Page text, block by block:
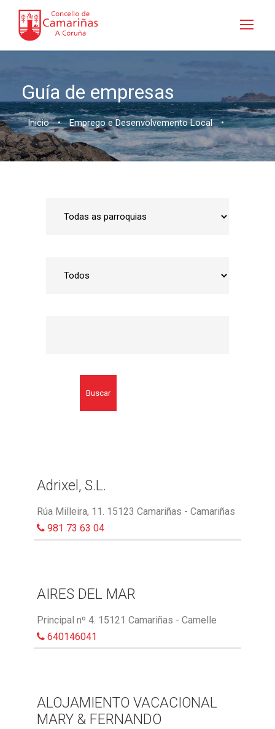
Guía de empresas
Inicio • Emprego e Desenvolvemento Local •
Buscar
Adrixel, S.L.
Rúa Milleira, 11. 15123 Camariñas - Camariñas
981 73 63 04
AIRES DEL MAR
Principal nº 4. 15121 Camariñas - Camelle
640146041
ALOJAMIENTO VACACIONAL
MARY & FERNANDO